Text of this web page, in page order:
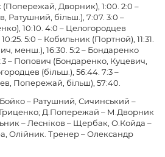
(Попережай, Дворник), 1:00. 2:0 –
Ратушний, більш.), 7:07. 3:0 –
10:10. 4:0 – Целогородцев
5:0 – Кобильник (Портной), 11:31.
менш.), 16:30. 5:2 – Бондаренко
– Попович (Бондаренко, Куцевич,
(більш.), 56:44. 7:3 –
Попережай, більш), 57:40.
– Ратушний, Сичинський –
Д.Попережай – М.Дворник
– Лесніков – Щербак, О.Койда –
Олійник. Тренер – Олександр